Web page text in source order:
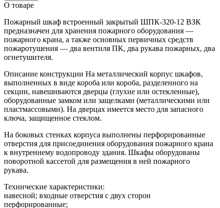
О товаре
Пожарный шкаф встроенный закрытый ШПК-320-12 ВЗК
предназначен для хранения пожарного оборудования —
пожарного крана, а также основных первичных средств
пожаротушения — два вентиля ПК, два рукава пожарных, два
огнетушителя.
Описание конструкции На металлический корпус шкафов,
выполненных в виде короба или короба, разделенного на
секции, навешиваются дверцы (глухие или остекленные),
оборудованные замком или защелками (металлическими или
пластмассовыми). На дверцах имеется место для запасного
ключа, защищенное стеклом.
На боковых стенках корпуса выполнены перфорированные
отверстия для присоединения оборудования пожарного крана
к внутреннему водопроводу здания. Шкафы оборудованы
поворотной кассетой для размещения в ней пожарного
рукава.
Технические характеристики:
навесной; входные отверстия с двух сторон
перфорированные;